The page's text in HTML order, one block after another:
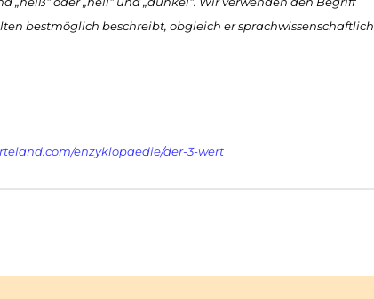
bestmöglich beschreibt, obgleich er sprachwissenschaftlich
enzyklopaedie/der-3-wert